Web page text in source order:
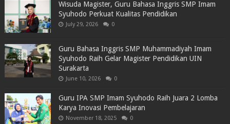
Wisuda Magister, Guru Bahasa Inggris SMP Imam
Syuhodo Perkuat Kualitas Pendidikan
July 29, 2026 0
Guru Bahasa Inggris SMP Muhammadiyah Imam
Syuhodo Raih Gelar Magister Pendidikan UIN
Surakarta
June 10, 2026 0
Guru IPA SMP Imam Syuhodo Raih Juara 2 Lomba
Karya Inovasi Pembelajaran
November 18, 2025 0